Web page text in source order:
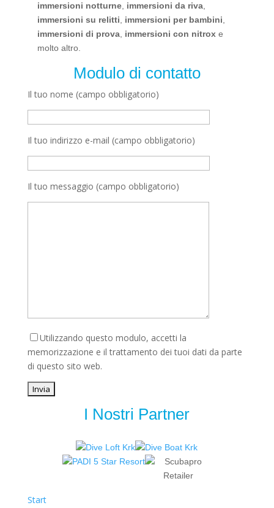
immersioni notturne, immersioni da riva,
immersioni su relitti
immersioni per bambini
immersioni di prova, immersioni con nitroxe
molto altro.
Modulo di contatto
Il tuo nome (campo obbligatorio)
Il tuo indirizzo e-mail (campo obbligatorio)
Il tuo messaggio (campo obbligatorio)
Utilizzando questo modulo, accetti la
memorizzazione e il trattamento dei tuoi dati da parte
di questo sito web.
I Nostri Partner
Start